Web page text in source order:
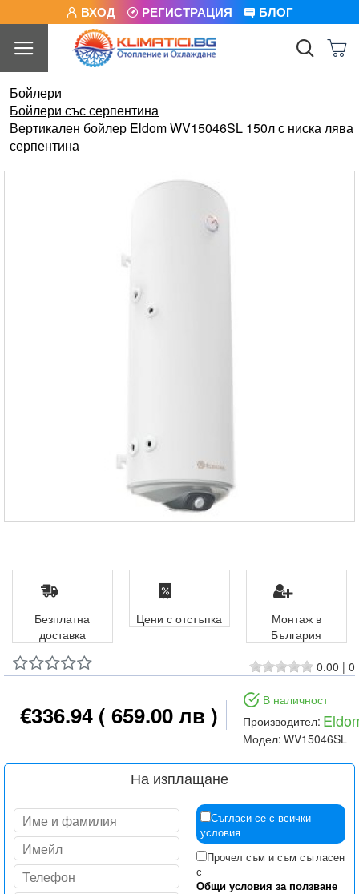
ВХОД РЕГИСТРАЦИЯ БЛОГ
Бойлери
Бойлери със серпентина
Вертикален бойлер Eldom WV15046SL 150л с ниска лява
серпентина
0.00 | 0
€336.94 ( 659.00 лв )
В наличност
Производител:
Модел: WV15046SL
На изплащане
Съгласи се с всички
условия
Прочел съм и съм съгласен
с
Общи условия за ползване
Безплатна
доставка
Цени с отстъпка
Монтаж в
България